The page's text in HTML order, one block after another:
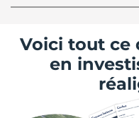
Voici tout ce
en